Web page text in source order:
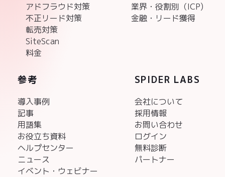
アドフラウド対策
不正リード対策
転売対策
SiteScan
料金
業界・役割別（ICP)
金融・リード獲得
参考
導入事例
記事
用語集
お役立ち資料
ヘルプセンター
ニュース
イベント・ウェビナー
SPIDER LABS
会社について
採用情報
お問い合わせ
ログイン
無料診断
パートナー